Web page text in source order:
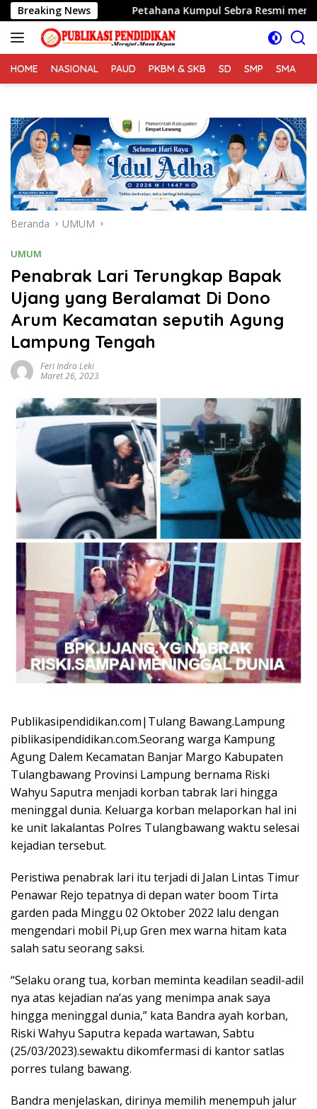
Langsung
ke
konten
Breaking NewsPetahana Kumpul Sebra Resmi mendaftarkan diri
HOME NASIONAL PAUD PKBM & SKB SD SMP SMA
Beranda UMUM
UMUM
Penabrak Lari Terungkap Bapak
Ujang yang Beralamat Di Dono
Arum Kecamatan seputih Agung
Lampung Tengah
Feri Indra Leki
Maret 26, 2023
Publikasipendidikan.com|Tulang Bawang.Lampung
piblikasipendidikan.com.Seorang warga Kampung
Agung Dalem Kecamatan Banjar Margo Kabupaten
Tulangbawang Provinsi Lampung bernama Riski
Wahyu Saputra menjadi korban tabrak lari hingga
meninggal dunia. Keluarga korban melaporkan hal ini
ke unit lakalantas Polres Tulangbawang waktu selesai
kejadian tersebut.
Peristiwa penabrak lari itu terjadi di Jalan Lintas Timur
Penawar Rejo tepatnya di depan water boom Tirta
garden pada Minggu 02 Oktober 2022 lalu dengan
mengendari mobil Pi,up Gren mex warna hitam kata
salah satu seorang saksi.
“Selaku orang tua, korban meminta keadilan seadil-adil
nya atas kejadian na’as yang menimpa anak saya
hingga meninggal dunia,” kata Bandra ayah korban,
Riski Wahyu Saputra kepada wartawan, Sabtu
(25/03/2023).sewaktu dikomfermasi di kantor satlas
porres tulang bawang.
Bandra menjelaskan, dirinya memilih menempuh jalur